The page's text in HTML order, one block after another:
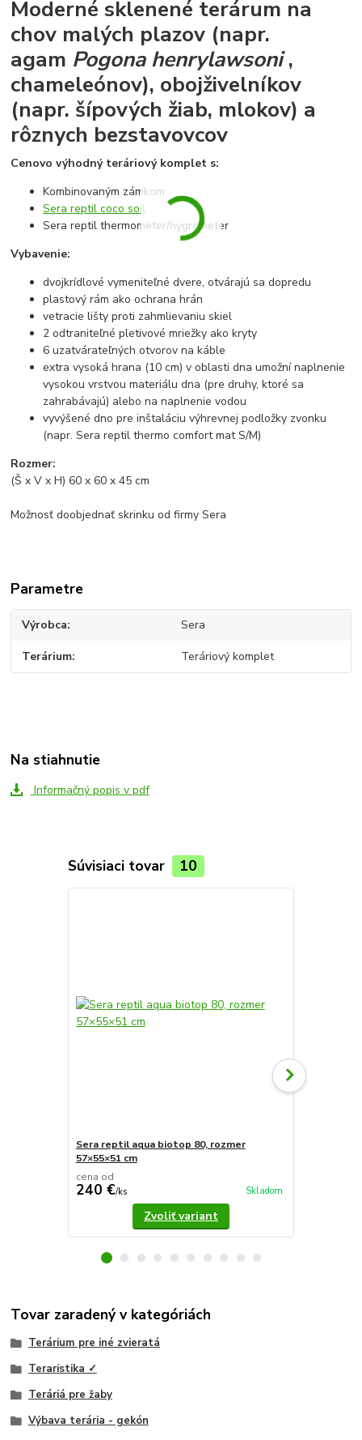
Moderné sklenené terárum na
chov malých plazov (napr.
agam Pogona henrylawsoni,
chameleónov), obojživelníkov
(napr. šípových žiab, mlokov) a
rôznych bezstavovcov
Cenovo výhodný teráriový komplet s:
Kombinovaným zámkom
Sera reptil coco soil
Sera reptilthermometer/hygrometer
Vybavenie:
dvojkrídlové vymeniteľné dvere, otvárajú sa dopredu
plastový rám ako ochrana hrán
vetracie lišty proti zahmlievaniu skiel
2 odtraniteľné pletivové mriežky ako kryty
6 uzatvárateľných otvorov na káble
extra vysoká hrana (10 cm) v oblasti dna umožní naplnenie
vysokou vrstvou materiálu dna (pre druhy, ktoré sa
zahrabávajú) alebo na naplnenie vodou
vyvýšené dno pre inštaláciu výhrevnej podložky zvonku
(napr. Sera reptil thermo comfort mat S/M)
Rozmer:
(Š x V x H) 60 x 60 x 45 cm
Možnosť doobjednať skrinku od firmy Sera
Parametre
Výrobca Sera
Terárium Teráriový komplet
Na stiahnutie
Informačný popis v pdf
Súvisiaci tovar 10
Sera reptil aqua biotop 80, rozmer
57×55×51 cm
cena od
240 €/ks Skladom
Zvoliť variant
Tovar zaradený v kategóriách
Terárium pre iné zvieratá
Teraristika ✓
Teráriá pre žaby
Výbava terária - gekón